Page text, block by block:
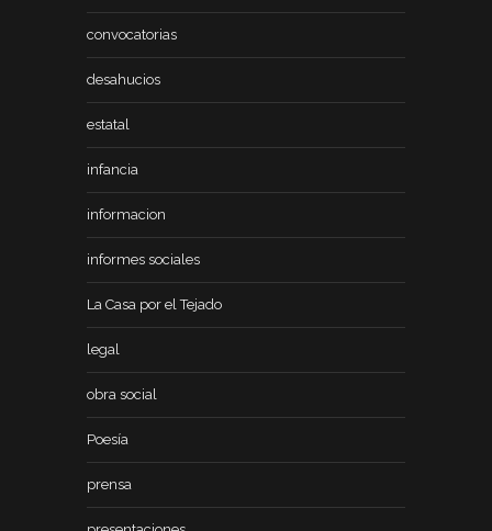
convocatorias
desahucios
estatal
infancia
informacion
informes sociales
La Casa por el Tejado
legal
obra social
Poesía
prensa